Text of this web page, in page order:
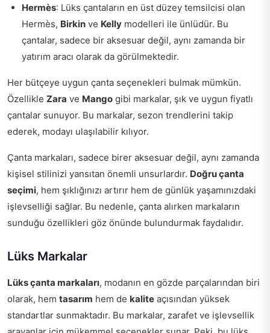
Hermès: Lüks çantaların en üst düzey temsilcisi olan
Hermès, Birkin ve Kelly modelleri ile ünlüdür. Bu
çantalar, sadece bir aksesuar değil, aynı zamanda bir
yatırım aracı olarak da görülmektedir.
Her bütçeye uygun çanta seçenekleri bulmak mümkün.
Özellikle Zara ve Mango gibi markalar, şık ve uygun fiyatlı
çantalar sunuyor. Bu markalar, sezon trendlerini takip
ederek, modayı ulaşılabilir kılıyor.
Çanta markaları, sadece birer aksesuar değil, aynı zamanda
kişisel stilinizi yansıtan önemli unsurlardır. Doğru çanta
seçimi, hem şıklığınızı artırır hem de günlük yaşamınızdaki
işlevselliği sağlar. Bu nedenle, çanta alırken markaların
sunduğu özellikleri göz önünde bulundurmak faydalıdır.
Lüks Markalar
Lüks çanta markaları, modanın en gözde parçalarından biri
olarak, hem tasarım hem de kalite açısından yüksek
standartlar sunmaktadır. Bu markalar, zarafet ve işlevsellik